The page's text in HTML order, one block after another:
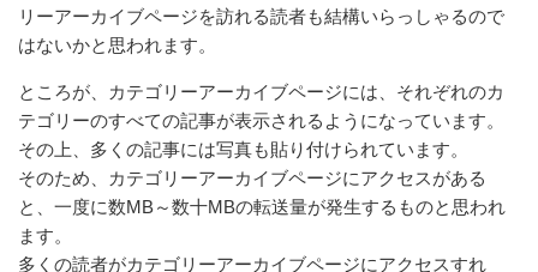
リーアーカイブページを訪れる読者も結構いらっしゃるので
はないかと思われます。
ところが、カテゴリーアーカイブページには、それぞれのカ
テゴリーのすべての記事が表示されるようになっています。
その上、多くの記事には写真も貼り付けられています。
そのため、カテゴリーアーカイブページにアクセスがある
と、一度に数MB～数十MBの転送量が発生するものと思われ
ます。
多くの読者がカテゴリーアーカイブページにアクセスすれ